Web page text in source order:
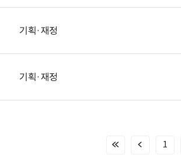
기획·재정
기획·재정
처
이
1